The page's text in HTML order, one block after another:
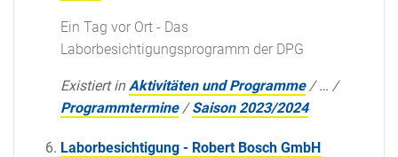
Ein Tag vor Ort - Das
Laborbesichtigungsprogramm der DPG
Existiert in Aktivitäten und Programme /… /
Programmtermine /Saison 2023/2024
Laborbesichtigung - Robert Bosch GmbH